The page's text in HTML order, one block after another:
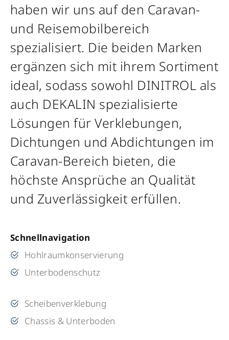
haben wir uns auf den Caravan-
und Reisemobilbereich
spezialisiert. Die beiden Marken
ergänzen sich mit ihrem Sortiment
ideal, sodass sowohl DINITROL als
auch DEKALIN spezialisierte
Lösungen für Verklebungen,
Dichtungen und Abdichtungen im
Caravan-Bereich bieten, die
höchste Ansprüche an Qualität
und Zuverlässigkeit erfüllen.
Schnellnavigation
Hohlraumkonservierung
Unterbodenschutz
Scheibenverklebung
Chassis & Unterboden